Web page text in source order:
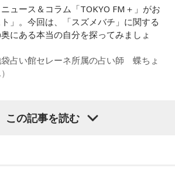
ますね」とリアルな実情を明かしま
興業）は縦がちゃんとしているじゃ
もそういう教えがあるんだろうし、先輩
らだと思うんだよね」と他事務所と比
ュース＆コラム「TOKYO FM＋」がお
」。今回は、「スズメバチ」に関する
にある本当の自分を探ってみましょ
袋占い館セレーネ所属の占い師 蝶ちょ
この記事を読む